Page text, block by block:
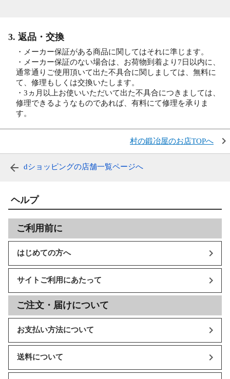
3. 返品・交換
・メーカー保証がある商品に関してはそれに準じます。
・メーカー保証のない場合は、お荷物到着より7日以内に、
通常通りご使用頂いて出た不具合に関しましては、無料に
て、修理もしくは交換いたします。
・3ヵ月以上お使いいただいて出た不具合につきましては、
修理できるようなものであれば、有料にて修理を承りま
す。
村の鍛冶屋のお店TOPへ
dショッピングの店舗一覧ページへ
ヘルプ
ご利用前に
はじめての方へ
サイトご利用にあたって
ご注文・届けについて
お支払い方法について
送料について